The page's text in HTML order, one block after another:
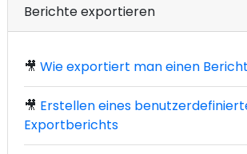
Berichte exportieren
🎥 Wie exportiert man einen
🎥 Erstellen eines
Exportberichts